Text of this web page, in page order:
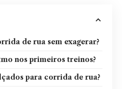
de rua sem exagerar?
nos primeiros treinos?
para corrida de rua?